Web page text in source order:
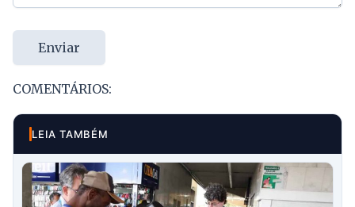
Enviar
COMENTÁRIOS:
LEIA TAMBÉM